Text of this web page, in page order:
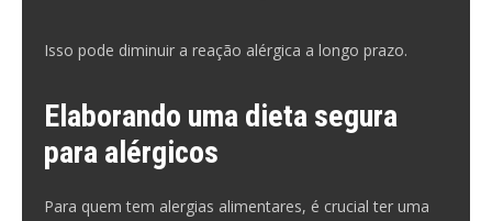
Isso pode diminuir a reação alérgica a longo prazo.
Elaborando uma dieta segura
para alérgicos
Para quem tem alergias alimentares, é crucial ter uma